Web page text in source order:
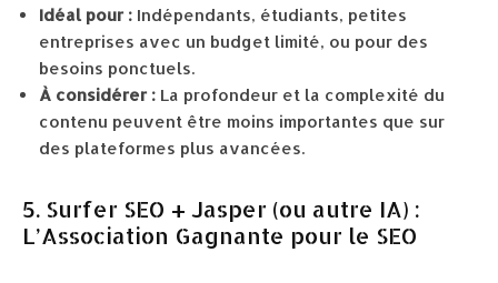
Idéal pour : Indépendants, étudiants, petites
entreprises avec un budget limité, ou pour des
besoins ponctuels.
À considérer : La profondeur et la complexité du
contenu peuvent être moins importantes que sur
des plateformes plus avancées.
5. Surfer SEO + Jasper (ou autre IA) :
L’Association Gagnante pour le SEO